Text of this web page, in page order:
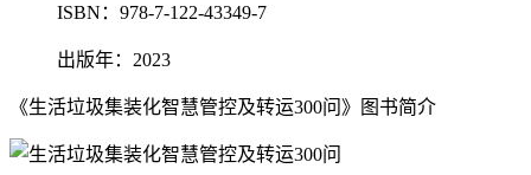
ISBN：978-7-122-43349-7
出版年：2023
《生活垃圾集装化智慧管控及转运300问》图书简介